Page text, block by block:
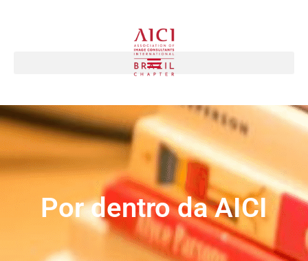
Por dentro da AICI